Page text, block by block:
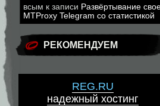
всым к записи Развёртывание
MTProxy Telegram со статистикой
РЕКОМЕНДУЕМ
REG.RU
надежный хостинг